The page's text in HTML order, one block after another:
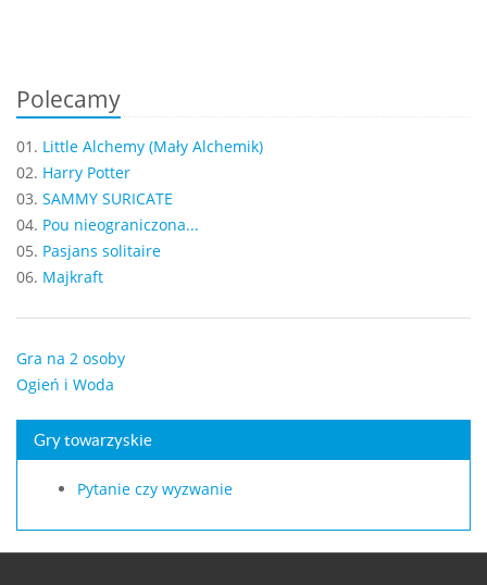
Polecamy
01. Little Alchemy (Mały Alchemik)
02. Harry Potter
03. SAMMY SURICATE
04. Pou nieograniczona...
05. Pasjans solitaire
06. Majkraft
Gra na 2 osoby
Ogień i Woda
Gry towarzyskie
Pytanie czy wyzwanie